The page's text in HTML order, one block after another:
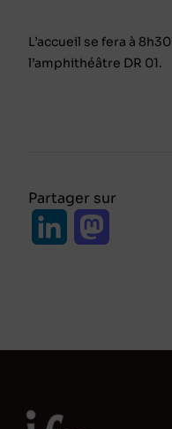
L’accueil se fera à 8h30
l’amphithéâtre DR 01.
Partager sur